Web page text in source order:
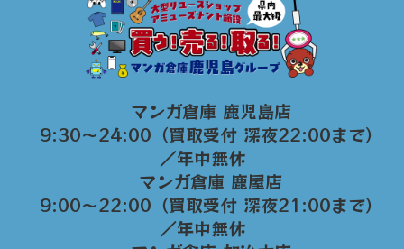
マンガ倉庫 鹿児島店
9:30～24:00（買取受付 深夜22:00まで）
／年中無休
マンガ倉庫 鹿屋店
9:00～22:00（買取受付 深夜21:00まで）
／年中無休